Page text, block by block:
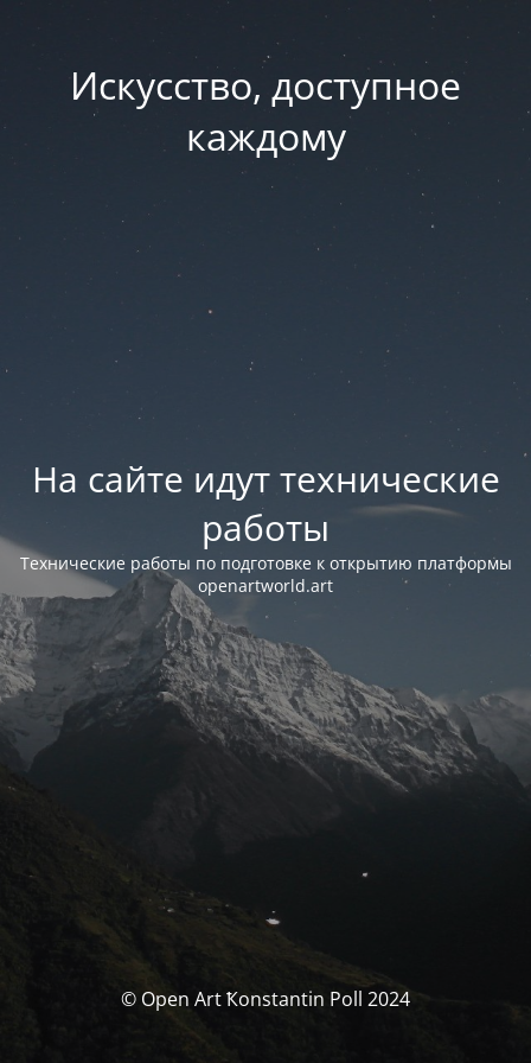
Искусство, доступное
каждому
На сайте идут технические
работы
Технические работы по подготовке к открытию платформы
openartworld.art
© Open Art Ҟonstantin Poll 2024